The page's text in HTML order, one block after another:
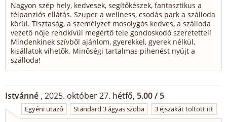
Nagyon szép hely, kedvesek, segítőkészek, fantasztikus a
félpanziós ellátás. Szuper a wellness, csodás park a szálloda
körül. Tisztaság, a személyzet mosolygós kedves, a szálloda
vezető nője rendkívül megértő tele gondoskodó szeretettel!
Mindenkinek szívből ajánlom, gyerekkel, gyerek nélkül,
kisállatok vihetők. Minőségi tartalmas pihenést nyújt a
szálloda!
Istvánné , 2025. október 27. hétfő, 5.00 / 5
Egyéni utazó Standard 3 ágyas szoba 3 éjszakát töltött itt